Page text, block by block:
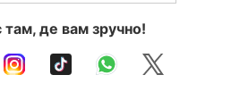
де вам зручно!